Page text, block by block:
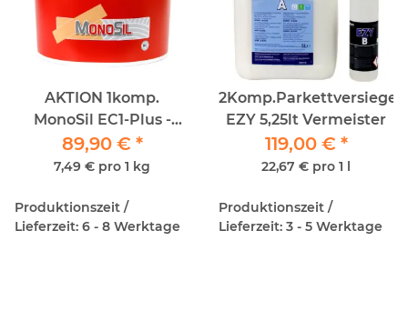
AKTION 1komp.
MonoSil EC1-Plus -
Parkettkleber 12kg
89,90 € *
7,49 € pro 1 kg
Produktionszeit /
Lieferzeit: 6 - 8 Werktage
EZY 5,25lt Vermeister
119,00 € *
22,67 € pro 1 l
Produktionszeit /
Lieferzeit: 3 - 5 Werktage